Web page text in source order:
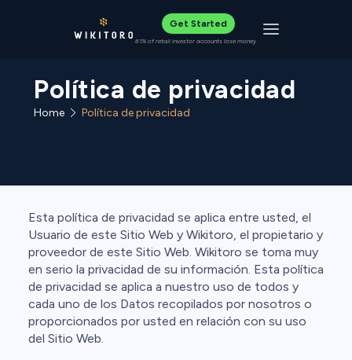
Get Started
61% of retail investor accounts lose money Toggle
Política de privacidad
Home Política de privacidad
Esta política de privacidad se aplica entre usted, el
Usuario de este Sitio Web y Wikitoro, el propietario y
proveedor de este Sitio Web. Wikitoro se toma muy
en serio la privacidad de su información. Esta política
de privacidad se aplica a nuestro uso de todos y
cada uno de los Datos recopilados por nosotros o
proporcionados por usted en relación con su uso
del Sitio Web.